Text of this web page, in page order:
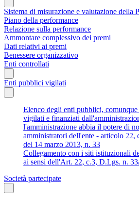
Sistema di misurazione e valutazione della
Piano della performance
Relazione sulla performance
Ammontare complessivo dei premi
Dati relativi ai premi
Benessere organizzativo
Enti controllati
Enti pubblici vigilati
Elenco degli enti pubblici,
vigilati e finanziati
l'amministrazione abbia il potere di
amministratori dell'ente - articolo 22,
del 14 marzo 2013, n. 33
Collegamento con i siti istituzionali
ai sensi dell'Art. 22, c.3, D.Lgs. n.
Società partecipate